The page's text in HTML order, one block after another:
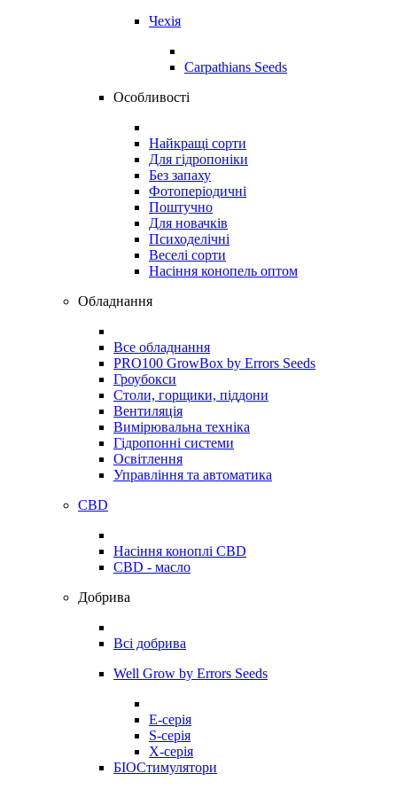
Чехія
Carpathians Seeds
Особливості
Найкращі сорти
Для гідропоніки
Без запаху
Фотоперіодичні
Поштучно
Для новачків
Психоделічні
Веселі сорти
Насіння конопель оптом
Обладнання
Все обладнання
PRO100 GrowBox by Errors Seeds
Гроубокси
Столи, горщики, піддони
Вентиляція
Вимірювальна техніка
Гідропонні системи
Освітлення
Управління та автоматика
CBD
Насіння коноплі CBD
CBD - масло
Добрива
Всі добрива
Well Grow by Errors Seeds
E-серія
S-серія
X-серія
БІОСтимулятори